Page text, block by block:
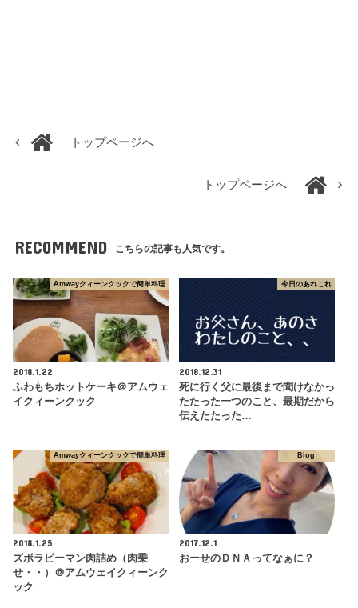
トップページへ
トップページへ
RECOMMEND こちらの記事も人気です。
Amwayクィーンクックで簡単料理
2018.1.22
ふわもちホットケーキ＠アムウェ
イクィーンクック
今日のあれこれ
2018.12.31
死に行く父に最後まで聞けなかっ
たたった一つのこと、最期だから
伝えたたった…
Amwayクィーンクックで簡単料理
2018.1.25
ズボラピーマン肉詰め（肉乗
せ・・）＠アムウェイクィーンク
ック
Blog
2017.12.1
おーせのＤＮＡってなぁに？